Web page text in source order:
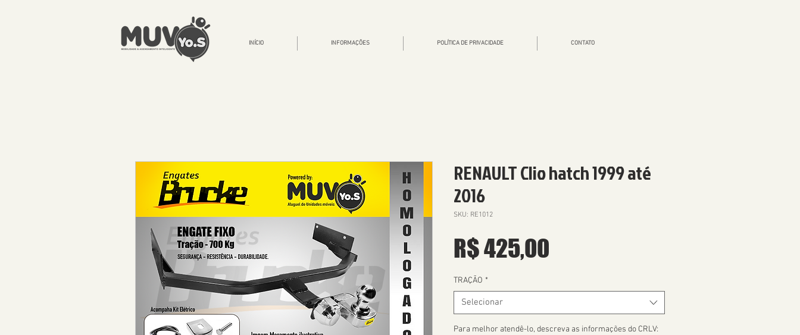
INÍCIO INFORMAÇÕES POLÍTICA DE PRIVACIDADE CONTATO
RENAULT Clio hatch 1999 até
2016
SKU: RE1012
R$ 425,00
TRAÇÃO *
Selecionar
Para melhor atendê-lo, descreva as informações do CRLV: